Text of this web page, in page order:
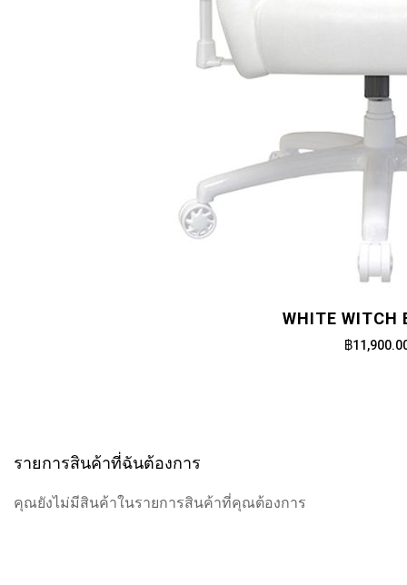
WHITE WITCH
฿
รายการสินค้าที่ฉันต้องการ
คุณยังไม่มีสินค้าในรายการสินค้าที่คุณต้องการ